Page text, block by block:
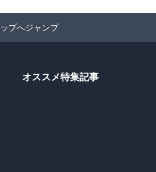
プへジャンプ
オススメ特集記事